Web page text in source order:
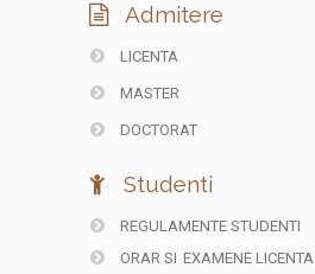
Admitere
LICENTA
MASTER
DOCTORAT
Studenti
REGULAMENTE STUDENTI
ORAR SI EXAMENE LICENTA